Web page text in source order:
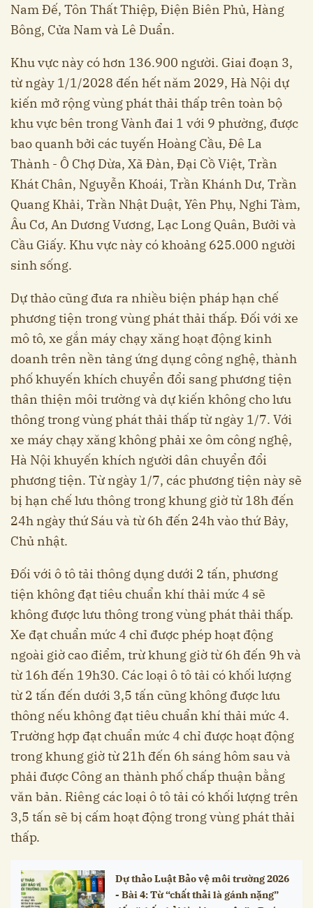
Nam Đế, Tôn Thất Thiệp, Điện Biên Phủ, Hàng
Bông, Cửa Nam và Lê Duẩn.
Khu vực này có hơn 136.900 người. Giai đoạn 3,
từ ngày 1/1/2028 đến hết năm 2029, Hà Nội dự
kiến mở rộng vùng phát thải thấp trên toàn bộ
khu vực bên trong Vành đai 1 với 9 phường, được
bao quanh bởi các tuyến Hoàng Cầu, Đê La
Thành - Ô Chợ Dừa, Xã Đàn, Đại Cồ Việt, Trần
Khát Chân, Nguyễn Khoái, Trần Khánh Dư, Trần
Quang Khải, Trần Nhật Duật, Yên Phụ, Nghi Tàm,
Âu Cơ, An Dương Vương, Lạc Long Quân, Bưởi và
Cầu Giấy. Khu vực này có khoảng 625.000 người
sinh sống.
Dự thảo cũng đưa ra nhiều biện pháp hạn chế
phương tiện trong vùng phát thải thấp. Đối với xe
mô tô, xe gắn máy chạy xăng hoạt động kinh
doanh trên nền tảng ứng dụng công nghệ, thành
phố khuyến khích chuyển đổi sang phương tiện
thân thiện môi trường và dự kiến không cho lưu
thông trong vùng phát thải thấp từ ngày 1/7. Với
xe máy chạy xăng không phải xe ôm công nghệ,
Hà Nội khuyến khích người dân chuyển đổi
phương tiện. Từ ngày 1/7, các phương tiện này sẽ
bị hạn chế lưu thông trong khung giờ từ 18h đến
24h ngày thứ Sáu và từ 6h đến 24h vào thứ Bảy,
Chủ nhật.
Đối với ô tô tải thông dụng dưới 2 tấn, phương
tiện không đạt tiêu chuẩn khí thải mức 4 sẽ
không được lưu thông trong vùng phát thải thấp.
Xe đạt chuẩn mức 4 chỉ được phép hoạt động
ngoài giờ cao điểm, trừ khung giờ từ 6h đến 9h và
từ 16h đến 19h30. Các loại ô tô tải có khối lượng
từ 2 tấn đến dưới 3,5 tấn cũng không được lưu
thông nếu không đạt tiêu chuẩn khí thải mức 4.
Trường hợp đạt chuẩn mức 4 chỉ được hoạt động
trong khung giờ từ 21h đến 6h sáng hôm sau và
phải được Công an thành phố chấp thuận bằng
văn bản. Riêng các loại ô tô tải có khối lượng trên
3,5 tấn sẽ bị cấm hoạt động trong vùng phát thải
thấp.
Dự thảo Luật Bảo vệ môi trường 2026
- Bài 4: Từ “chất thải là gánh nặng”